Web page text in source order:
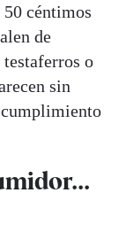
céntimos
de
testaferros o
sin
cumplimiento